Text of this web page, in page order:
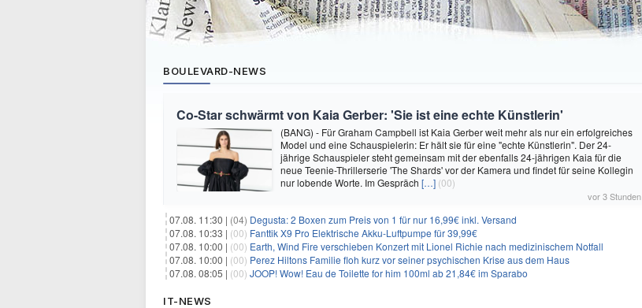
BOULEVARD-NEWS
Co-Star schwärmt von Kaia Gerber: 'Sie ist eine echte Künstlerin'
(BANG) - Für Graham Campbell ist Kaia Gerber weit mehr als nur ein erfolgreiches
Model und eine Schauspielerin: Er hält sie für eine "echte Künstlerin". Der 24-
jährige Schauspieler steht gemeinsam mit der ebenfalls 24-jährigen Kaia für die
neue Teenie-Thrillerserie 'The Shards' vor der Kamera und findet für seine Kollegin
nur lobende Worte. Im Gespräch […] (00)
vor 3 Stunden
07.08. 11:30 | (04) Degusta: 2 Boxen zum Preis von 1 für nur 16,99€ inkl. Versand
07.08. 10:33 | (00) Fanttik X9 Pro Elektrische Akku-Luftpumpe für 39,99€
07.08. 10:00 | (00) Earth, Wind Fire verschieben Konzert mit Lionel Richie nach medizinischem Notfall
07.08. 10:00 | (00) Perez Hiltons Familie floh kurz vor seiner psychischen Krise aus dem Haus
07.08. 08:05 | (00) JOOP! Wow! Eau de Toilette for him 100ml ab 21,84€ im Sparabo
IT-NEWS